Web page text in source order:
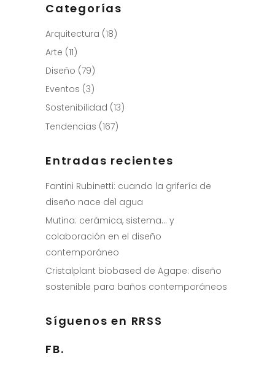
Categorías
Arquitectura (18)
Arte (11)
Diseño (79)
Eventos (3)
Sostenibilidad (13)
Tendencias (167)
Entradas recientes
Fantini Rubinetti: cuando la grifería de
diseño nace del agua
Mutina: cerámica, sistema… y
colaboración en el diseño
contemporáneo
Cristalplant biobased de Agape: diseño
sostenible para baños contemporáneos
Síguenos en RRSS
FB.